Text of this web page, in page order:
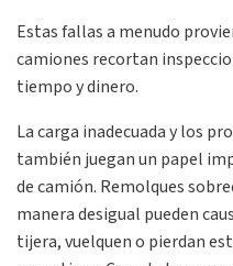
Estas fallas a menudo
camiones recortan
tiempo y dinero.
La carga inadecuada y los
también juegan un papel
de camión. Remolques
manera desigual pueden
tijera, vuelquen o pierdan